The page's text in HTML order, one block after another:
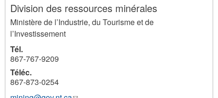
Division des ressources minérales
Ministère de l’Industrie, du Tourisme et de
l’Investissement
Tél.
867-767-9209
Téléc.
867-873-0254